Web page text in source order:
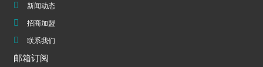
新闻动态
招商加盟
联系我们
邮箱订阅